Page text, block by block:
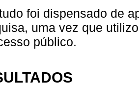
foi dispensado de
uma vez que
público.